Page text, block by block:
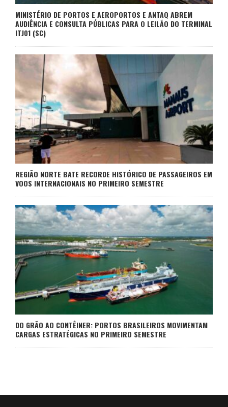
MINISTÉRIO DE PORTOS E AEROPORTOS E ANTAQ ABREM
AUDIÊNCIA E CONSULTA PÚBLICAS PARA O LEILÃO DO TERMINAL
ITJ01 (SC)
REGIÃO NORTE BATE RECORDE HISTÓRICO DE PASSAGEIROS EM
VOOS INTERNACIONAIS NO PRIMEIRO SEMESTRE
DO GRÃO AO CONTÊINER: PORTOS BRASILEIROS MOVIMENTAM
CARGAS ESTRATÉGICAS NO PRIMEIRO SEMESTRE